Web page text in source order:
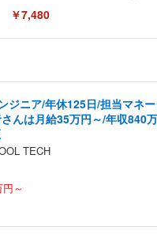
￥7,480
[EdoErgo] オフィスチェア 椅
い 跳ね上げ式アームレスト コ
キング pc 事務椅子 360度回転
ン樹脂ベース 通気性メッシュ
SIHOO B100 オフィスチェア／
ュチェア 人間工学 疲れない ブ
EIZO ビジネス向けプレミアム
EV3240X-WT | 31.5型4K UHD
イト
EV2740X-WT | 27.0型4K UHD
￥109,572
回使い捨て 無香料 ホワイト
￥3,373
Amazonベーシック ペットシー
x2袋(84枚) ホワイト(吸収面:ラ
ジニア/年休125日/担当マネ
んは月給35万円～/年収840
TECH
円～